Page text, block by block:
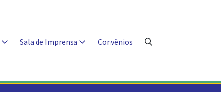
Sala de Imprensa Convênios